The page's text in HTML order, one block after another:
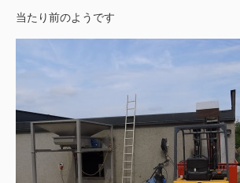
当たり前のようです